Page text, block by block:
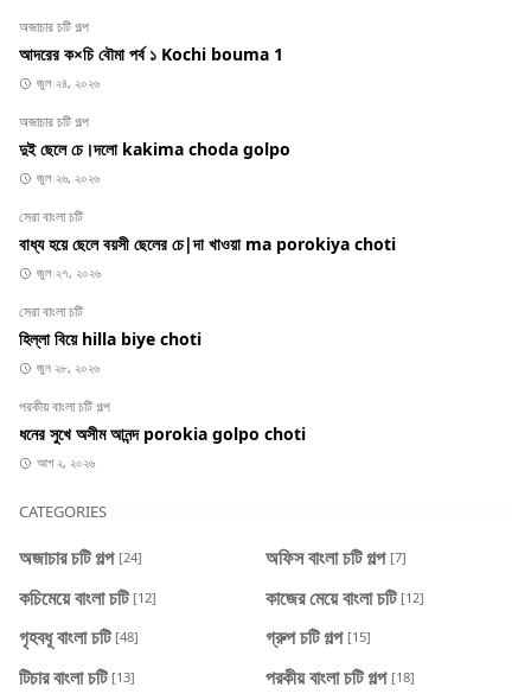
অজাচার চটি গল্প
আদরের ক×চি বৌমা পর্ব ১ Kochi bouma 1
জুল ২৪, ২০২৬
অজাচার চটি গল্প
দুই ছেলে চে।দলো kakima choda golpo
জুল ২৬, ২০২৬
সেরা বাংলা চটি
বাধ্য হয়ে ছেলে বয়সী ছেলের চে|দা খাওয়া ma porokiya choti
জুল ২৭, ২০২৬
সেরা বাংলা চটি
হিল্লা বিয়ে hilla biye choti
জুন ২৮, ২০২৬
পরকীয় বাংলা চটি গল্প
ধনের সুখে অসীম আনন্দ porokia golpo choti
আগ ২, ২০২৬
CATEGORIES
অজাচার চটি গল্প [24] অফিস বাংলা চটি গল্প [7]
কচিমেয়ে বাংলা চটি [12] কাজের মেয়ে বাংলা চটি [12]
গৃহবধূ বাংলা চটি [48] গ্রুপ চটি গল্প [15]
টিচার বাংলা চটি [13] পরকীয় বাংলা চটি গল্প [18]